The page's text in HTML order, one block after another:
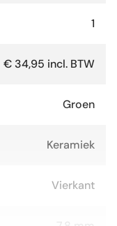
1
€ 34,95 incl. BTW
Groen
Keramiek
Vierkant